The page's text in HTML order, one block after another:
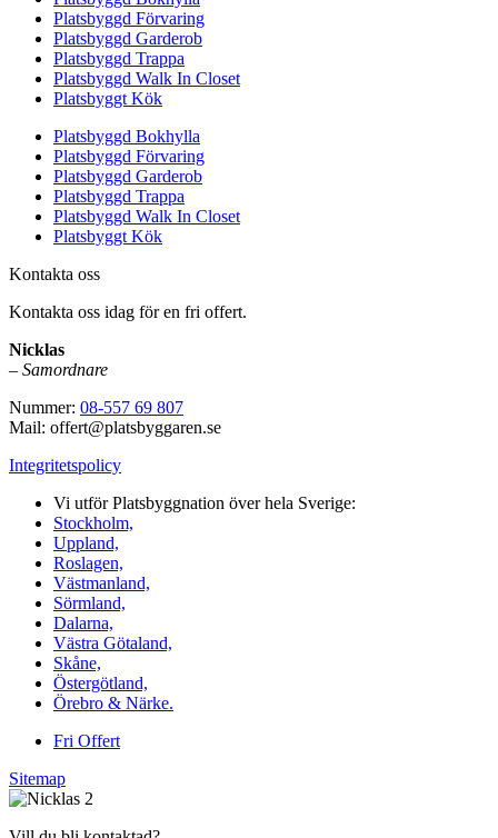
Platsbyggd Förvaring
Platsbyggd Garderob
Platsbyggd Trappa
Platsbyggd Walk In Closet
Platsbyggt Kök
Platsbyggd Bokhylla
Platsbyggd Förvaring
Platsbyggd Garderob
Platsbyggd Trappa
Platsbyggd Walk In Closet
Platsbyggt Kök
Kontakta oss
Kontakta oss idag för en fri offert.
Nicklas
– Samordnare
Nummer: 08-557 69 807
Mail: offert@platsbyggaren.se
Integritetspolicy
Vi utför Platsbyggnation över hela Sverige:
Stockholm,
Uppland,
Roslagen,
Västmanland,
Sörmland,
Dalarna,
Västra Götaland,
Skåne,
Östergötland,
Örebro & Närke.
Fri Offert
Sitemap